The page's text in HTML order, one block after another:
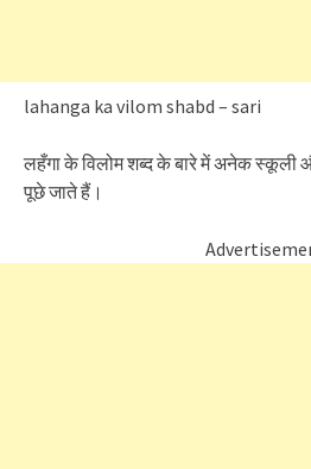
lahanga ka vilom shabd – sari
लहँगा के विलोम शब्द के बारे में अनेक स्कूली
पूछे जाते हैं।